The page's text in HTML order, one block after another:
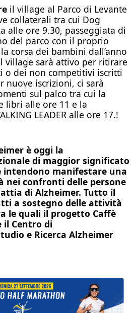
il village al Parco di Levante
collaterali tra cui Dog
alle ore 9.30, passeggiata di
del parco con il proprio
corsa dei bambini dall’anno
village sarà attivo per ritirare
o dei non competitivi iscritti
nuove iscrizioni, ci sarà
sul palco tra cui la
libri alle ore 11 e la
LEADER alle ore 17.!
è oggi la
di maggior significato
manifestare una
nei confronti delle persone
di Alzheimer. Tutto il
a sostegno delle attività
le quali il progetto Caffè
il Centro di
e Ricerca Alzheimer